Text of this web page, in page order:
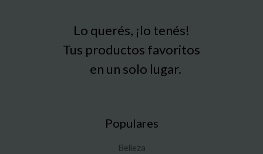
Lo querés, ¡lo tenés!
Tus productos favoritos
en un solo lugar.
Populares
Belleza